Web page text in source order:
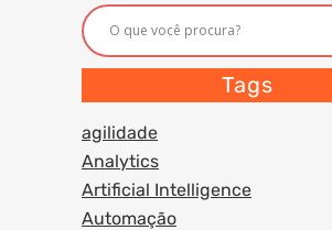
Tags
agilidade
Analytics
Artificial Intelligence
Automação